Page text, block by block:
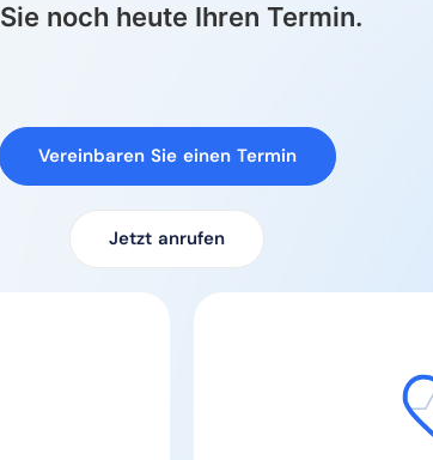
Sie noch heute Ihren Termin.
Vereinbaren Sie einen Termin
Jetzt anrufen